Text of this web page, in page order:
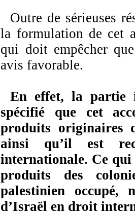
Outre de sérieuses
la formulation de cet
qui doit empêcher
avis favorable.
En effet, la partie
spécifié que cet
produits originaires
ainsi qu’il est
internationale. Ce
produits des
palestinien occupé,
d’Israël en droit